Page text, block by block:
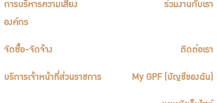
การบริหารความเสี่ยง
องค์กร
ร่วมงานกับเรา
จัดซื้อ-จัดจ้าง ติดต่อเรา
บริการเจ้าหน้าที่ส่วนราชการ My GPF (บัญชีของฉัน)